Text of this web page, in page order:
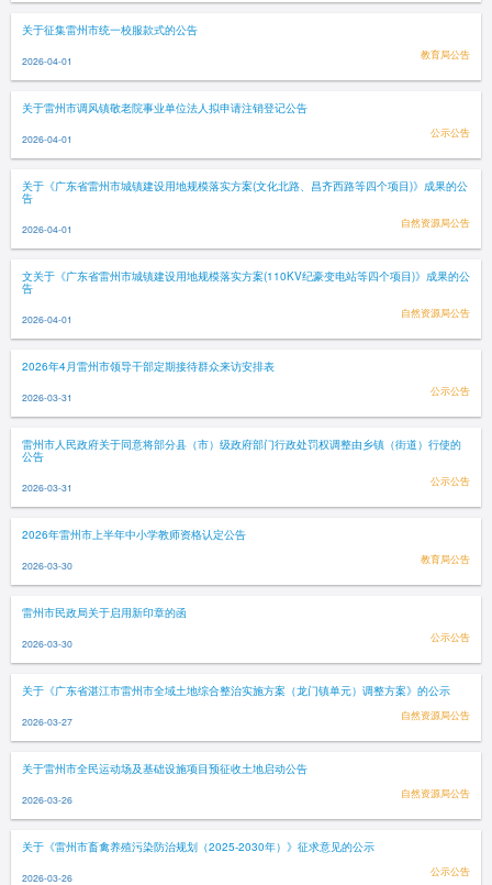
关于征集雷州市统一校服款式的公告
2026-04-01 教育局公告
关于雷州市调风镇敬老院事业单位法人拟申请注销登记公告
2026-04-01 公示公告
关于《广东省雷州市城镇建设用地规模落实方案(文化北路、昌齐西路等四个项目)》成果的公
告
2026-04-01 自然资源局公告
文关于《广东省雷州市城镇建设用地规模落实方案(110KV纪豪变电站等四个项目)》成果的公
告
2026-04-01 自然资源局公告
2026年4月雷州市领导干部定期接待群众来访安排表
2026-03-31 公示公告
雷州市人民政府关于同意将部分县（市）级政府部门行政处罚权调整由乡镇（街道）行使的
公告
2026-03-31 公示公告
2026年雷州市上半年中小学教师资格认定公告
2026-03-30 教育局公告
雷州市民政局关于启用新印章的函
2026-03-30 公示公告
关于《广东省湛江市雷州市全域土地综合整治实施方案（龙门镇单元）调整方案》的公示
2026-03-27 自然资源局公告
关于雷州市全民运动场及基础设施项目预征收土地启动公告
2026-03-26 自然资源局公告
关于《雷州市畜禽养殖污染防治规划（2025-2030年）》征求意见的公示
2026-03-26 公示公告